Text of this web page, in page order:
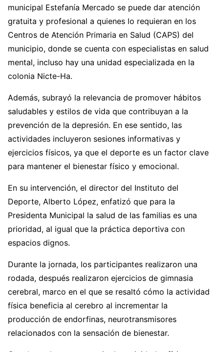
municipal Estefanía Mercado se puede dar atención
gratuita y profesional a quienes lo requieran en los
Centros de Atención Primaria en Salud (CAPS) del
municipio, donde se cuenta con especialistas en salud
mental, incluso hay una unidad especializada en la
colonia Nicte-Ha.
Además, subrayó la relevancia de promover hábitos
saludables y estilos de vida que contribuyan a la
prevención de la depresión. En ese sentido, las
actividades incluyeron sesiones informativas y
ejercicios físicos, ya que el deporte es un factor clave
para mantener el bienestar físico y emocional.
En su intervención, el director del Instituto del
Deporte, Alberto López, enfatizó que para la
Presidenta Municipal la salud de las familias es una
prioridad, al igual que la práctica deportiva con
espacios dignos.
Durante la jornada, los participantes realizaron una
rodada, después realizaron ejercicios de gimnasia
cerebral, marco en el que se resaltó cómo la actividad
física beneficia al cerebro al incrementar la
producción de endorfinas, neurotransmisores
relacionados con la sensación de bienestar.